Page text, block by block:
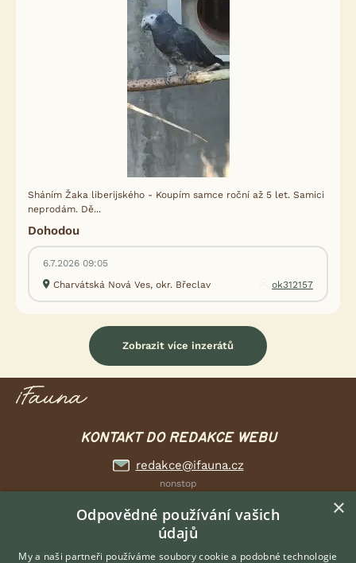
Sháním Žaka liberijského - Koupím samce roční až 5 let. Samici
neprodám. Dě...
Dohodou
6.7.2026 09:05
Charvátská Nová Ves, okr. Břeclav
ok312157
Zobrazit více inzerátů
KONTAKT DO REDAKCE WEBU
redakce@ifauna.cz
nonstop
×
Odpovědné používání vašich
údajů
My a naši partneři používáme soubory cookie a podobné technologie